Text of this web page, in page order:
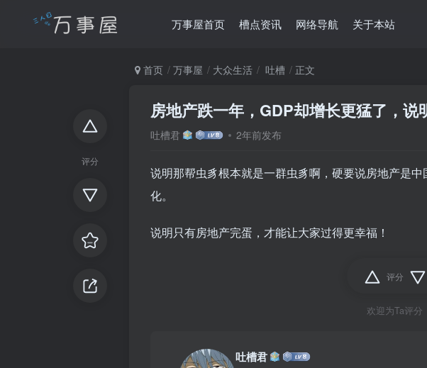
万事屋首页 槽点资讯 网络导航 关于本站
评分
首页 万事屋 大众生活 吐槽 正文
房地产跌一年，GDP却增长更猛了，说
吐槽君 2年前发布
说明那帮虫豸根本就是一群虫豸啊，硬要说房地产是
化。
说明只有房地产完蛋，才能让大家过得更幸福！
评分
欢迎为Ta评分
吐槽君